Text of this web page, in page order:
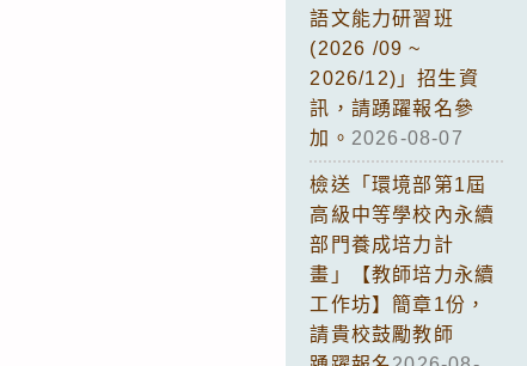
語文能力研習班
(2026 /09 ~
2026/12)」招生資
訊，請踴躍報名參
加。 2026-08-07
檢送「環境部第1屆
高級中等學校內永續
部門養成培力計
畫」【教師培力永續
工作坊】簡章1份，
請貴校鼓勵教師